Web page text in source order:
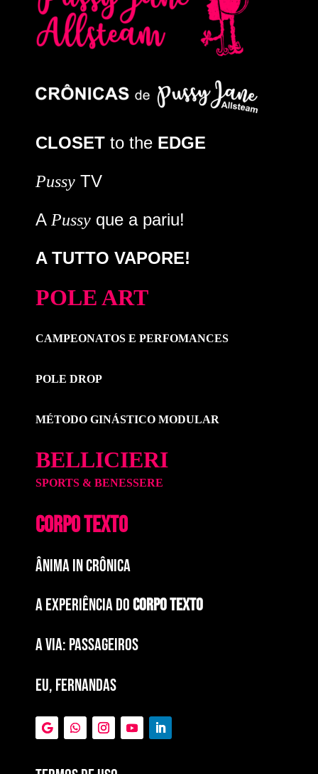
CLOSET to the EDGE
Pussy TV
A Pussy que a pariu!
A TUTTO VAPORE!
POLE ART
CAMPEONATOS E PERFOMANCES
POLE DROP
MÉTODO GINÁSTICO MODULAR
BELLICIERI
SPORTS & BENESSERE
CORPO TEXTO
ÂNIMA IN CRÔNICA
A EXPERIÊNCIA DOCORPO TEXTO
a via: paSSAGEIROS
EU, FERNANDAS